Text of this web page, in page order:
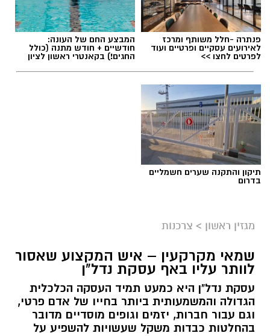
פנתרה -חלל משותף ומרכז
לאירועים עסקיים ופרטיים ועוד
לפרטים לחצו >>
המבצע החם של העונה:
חודשיים + חודש מתנה (כולל
החגים!) בקאנטרי ראשון לציון
תיקון והתקנה שערים חשמליים
בדרום
מגזין ראשון > צרכנות
שמאי מקרקעין – איש המקצוע שאסור
לוותר עליו באף עסקת נדל"ן
עסקת נדל"ן היא כמעט תמיד העסקה הכלכלית
הגדולה והמשמעותית ביותר בחייו של אדם פרטי,
וגם עבור חברות, יזמים וגופים מוסדיים מדובר
בהחלטות כבדות משקל שעשויות להשפיע על